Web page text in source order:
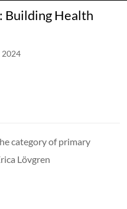
Building Health
2024
category of primary
Lövgren